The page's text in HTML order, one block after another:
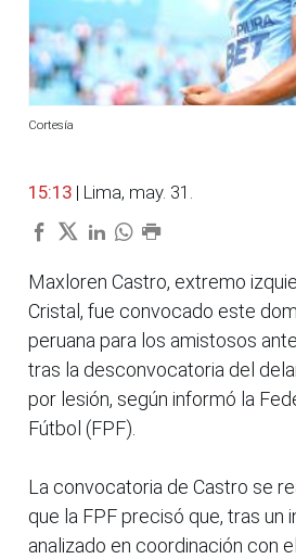
Cortesía
15:13 | Lima, may. 31.
Maxloren Castro, extremo
Cristal, fue convocado este
peruana para los amistosos
tras la desconvocatoria del
por lesión, según informó la
Fútbol (FPF).
La convocatoria de Castro se
que la FPF precisó que, tras un
analizado en coordinación con